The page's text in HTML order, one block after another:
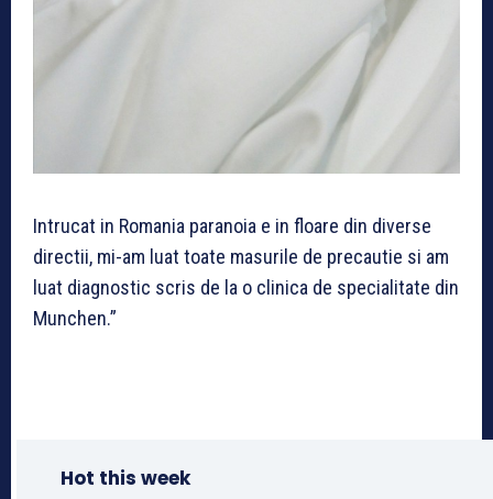
Intrucat in Romania paranoia e in floare din diverse
directii, mi-am luat toate masurile de precautie si am
luat diagnostic scris de la o clinica de specialitate din
Munchen.”
Hot this week